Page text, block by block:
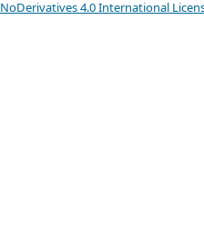
NoDerivatives 4.0 International